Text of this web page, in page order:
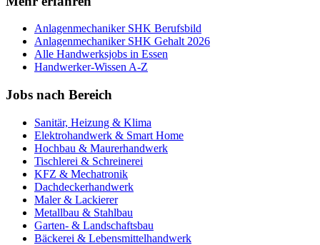
Anlagenmechaniker SHK Berufsbild
Anlagenmechaniker SHK Gehalt 2026
Alle Handwerksjobs in Essen
Handwerker-Wissen A-Z
Jobs nach Bereich
Sanitär, Heizung & Klima
Elektrohandwerk & Smart Home
Hochbau & Maurerhandwerk
Tischlerei & Schreinerei
KFZ & Mechatronik
Dachdeckerhandwerk
Maler & Lackierer
Metallbau & Stahlbau
Garten- & Landschaftsbau
Bäckerei & Lebensmittelhandwerk